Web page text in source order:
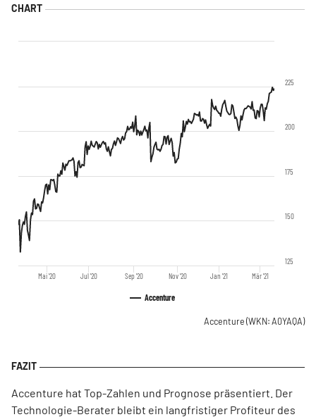
Accenture
Mai '20 Jul '20 Sep '20 Nov '20 Jan '21 Mär '21
125
150
175
200
225
Accenture (WKN: A0YAQA)
Accenture hat Top-Zahlen und Prognose präsentiert. Der
Technologie-Berater bleibt ein langfristiger Profiteur des